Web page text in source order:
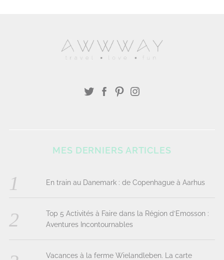
MES DERNIERS ARTICLES
En train au Danemark : de Copenhague à Aarhus
Top 5 Activités à Faire dans la Région d’Emosson :
Aventures Incontournables
Vacances à la ferme Wielandleben. La carte